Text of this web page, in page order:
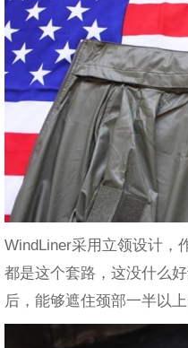
WindLiner采用立领设计，
都是这个套路，这没什么
后，能够遮住颈部一半以上